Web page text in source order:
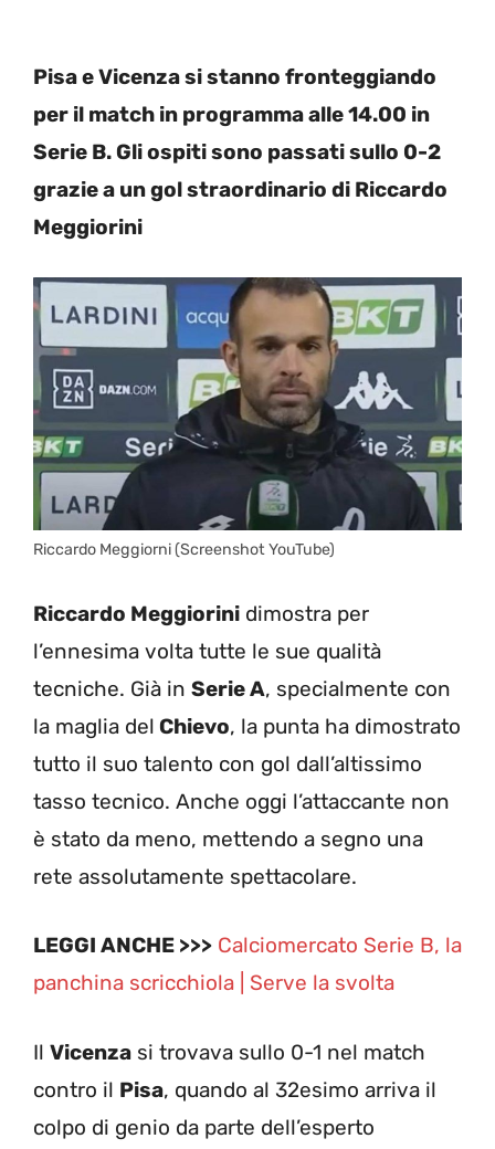
Pisa e Vicenza si stanno fronteggiando
per il match in programma alle 14.00 in
Serie B. Gli ospiti sono passati sullo 0-2
grazie a un gol straordinario di Riccardo
Meggiorini
Riccardo Meggiorni (Screenshot YouTube)
Riccardo Meggiorini dimostra per
l’ennesima volta tutte le sue qualità
tecniche. Già in Serie A, specialmente con
la maglia del Chievo, la punta ha dimostrato
tutto il suo talento con gol dall’altissimo
tasso tecnico. Anche oggi l’attaccante non
è stato da meno, mettendo a segno una
rete assolutamente spettacolare.
LEGGI ANCHE >>> Calciomercato Serie B, la
panchina scricchiola | Serve la svolta
Il Vicenza si trovava sullo 0-1 nel match
contro il Pisa, quando al 32esimo arriva il
colpo di genio da parte dell’esperto